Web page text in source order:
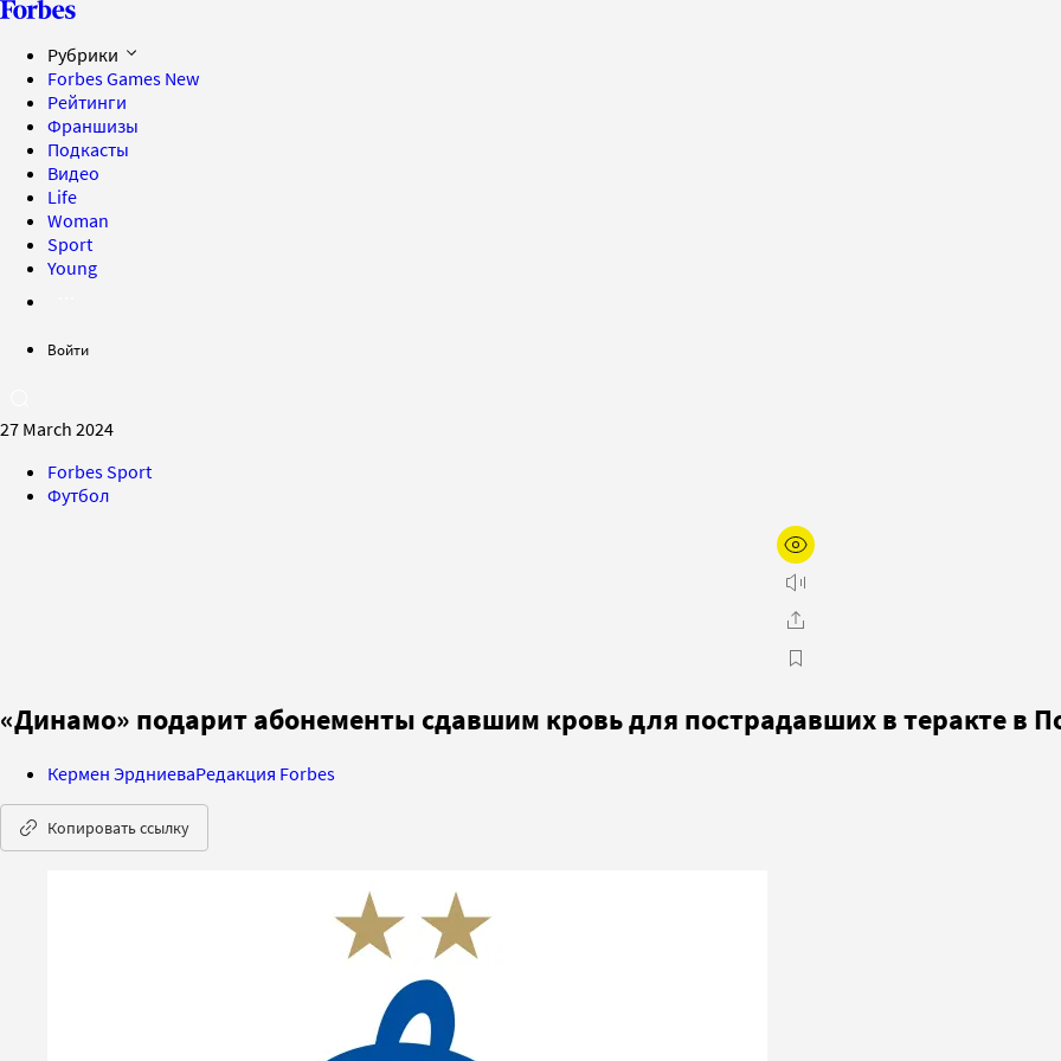
Рубрики
Forbes Games New
Рейтинги
Франшизы
Подкасты
Видео
Life
Woman
Sport
Young
Войти
27 March 2024
Forbes Sport
Футбол
«Динамо» подарит абонементы сдавшим кровь для пострадавших в теракте в
Кермен ЭрдниеваРедакция Forbes
Копировать ссылку